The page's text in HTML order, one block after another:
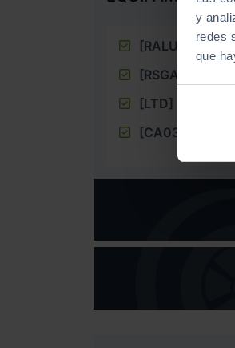
y
redes
que
[RALU16] 16
[RSGALT]
[LTD]
[CA03]
Aire